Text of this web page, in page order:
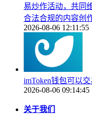
易炒作活动，共同
合法合规的内容创
2026-08-06 12:11:55
imToken钱包可以
2026-08-06 09:14:45
关于我们